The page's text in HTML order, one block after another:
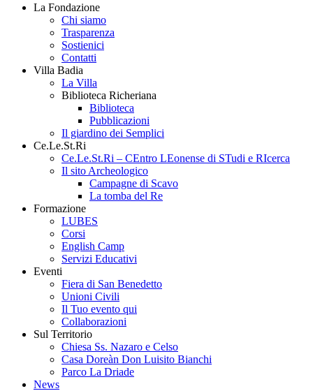
La Fondazione
Chi siamo
Trasparenza
Sostienici
Contatti
Villa Badia
La Villa
Biblioteca Richeriana
Biblioteca
Pubblicazioni
Il giardino dei Semplici
Ce.Le.St.Ri
Ce.Le.St.Ri – CEntro LEonense di STudi e RIcerca
Il sito Archeologico
Campagne di Scavo
La tomba del Re
Formazione
LUBES
Corsi
English Camp
Servizi Educativi
Eventi
Fiera di San Benedetto
Unioni Civili
Il Tuo evento qui
Collaborazioni
Sul Territorio
Chiesa Ss. Nazaro e Celso
Casa Doreàn Don Luisito Bianchi
Parco La Driade
News